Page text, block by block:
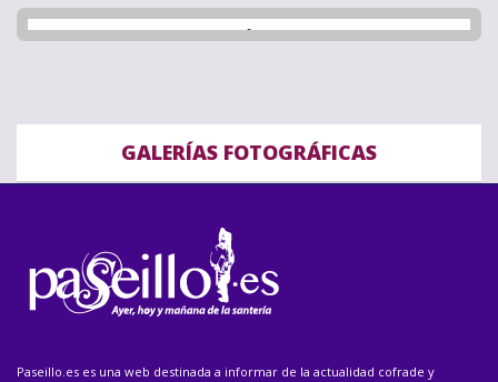
GALERÍAS FOTOGRÁFICAS
Paseillo.es es una web destinada a informar de la actualidad cofrade y